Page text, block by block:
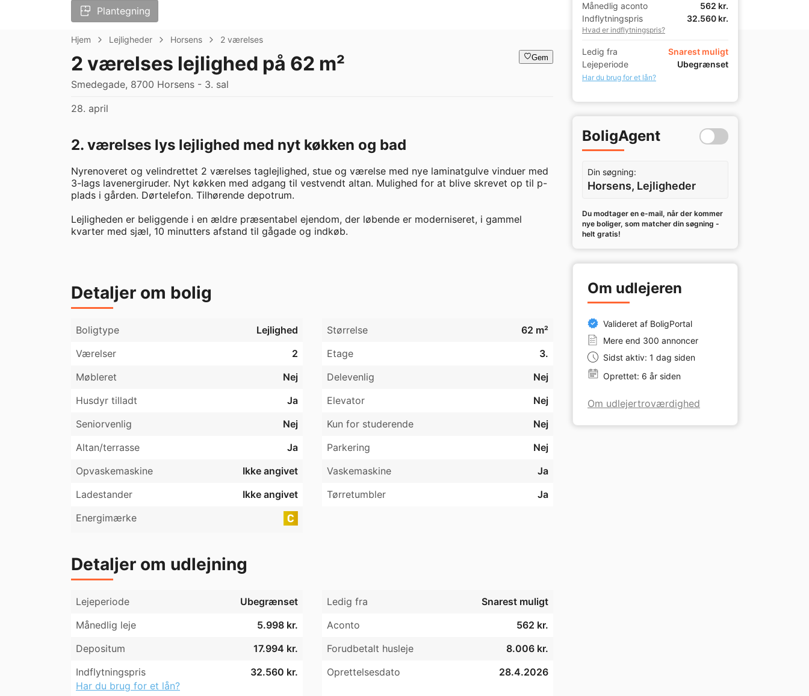
Plantegning
Hjem Lejligheder Horsens 2 værelses
2 værelses lejlighed på 62 m²
Smedegade, 8700 Horsens - 3. sal
Gem
28. april
2. værelses lys lejlighed med nyt køkken og bad
Nyrenoveret og velindrettet 2 værelses taglejlighed, stue og værelse med nye laminatgulve vinduer med
3-lags lavenergiruder. Nyt køkken med adgang til vestvendt altan. Mulighed for at blive skrevet op til p-
plads i gården. Dørtelefon. Tilhørende depotrum.
Lejligheden er beliggende i en ældre præsentabel ejendom, der løbende er moderniseret, i gammel
kvarter med sjæl, 10 minutters afstand til gågade og indkøb.
Detaljer om bolig
Boligtype Lejlighed Størrelse
62 m²
Værelser
2 Etage
3.
Møbleret
Nej Delevenlig
Nej
Husdyr tilladt
Ja Elevator
Nej
Seniorvenlig
Nej Kun for studerende
Nej
Altan/terrasse
Ja Parkering
Nej
Opvaskemaskine
Ikke angivet Vaskemaskine
Ja
Ladestander
Ikke angivet Tørretumbler
Ja
Energimærke
Detaljer om udlejning
Lejeperiode Ubegrænset Ledig fra
Snarest muligt
Månedlig leje
5.998 kr. Aconto
562 kr.
Depositum
17.994 kr. Forudbetalt husleje
8.006 kr.
Indflytningspris
32.560 kr.
Har du brug for et lån?
Oprettelsesdato 28.4.2026
Månedlig aconto
562 kr.
Indflytningspris
32.560 kr.
Hvad er indflytningspris?
Ledig fra
Snarest muligt
Lejeperiode
Ubegrænset
Har du brug for et lån?
BoligAgent
Din søgning:
Horsens, Lejligheder
Du modtager en e-mail, når der kommer
nye boliger, som matcher din søgning -
helt gratis!
Om udlejeren
Valideret af BoligPortal
Mere end 300 annoncer
Sidst aktiv: 1 dag siden
Oprettet: 6 år siden
Om udlejertroværdighed